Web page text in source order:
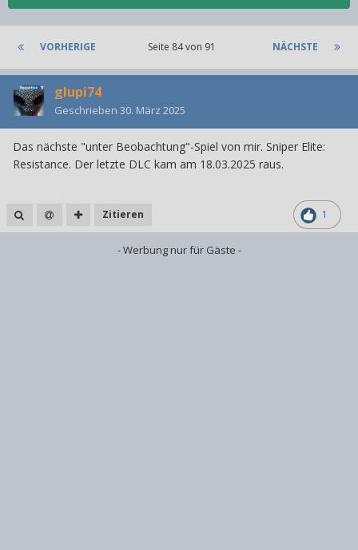
VORHERIGE NÄCHSTE
Seite 84 von 91
glupi74
Geschrieben 30. März 2025
Das nächste "unter Beobachtung"-Spiel von mir. Sniper Elite:
Resistance. Der letzte DLC kam am 18.03.2025 raus.
1
Zitieren
- Werbung nur für Gäste -